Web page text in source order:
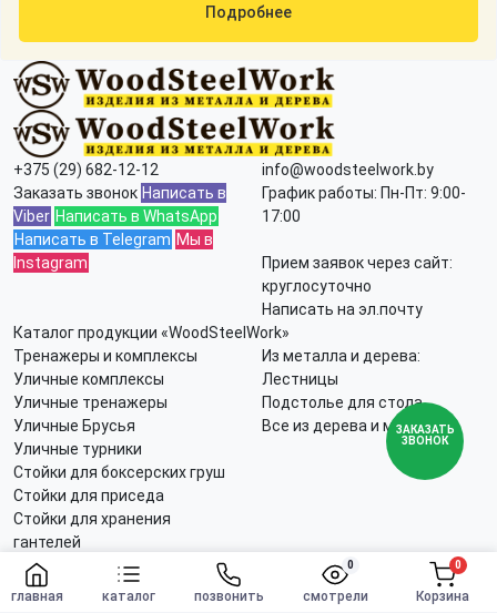
главная каталог смотрели
0
позвонить Корзина
0
Заказать
Подробнее
+375 (29) 682-12-12
Заказать звонок Написать в
Viber Написать в WhatsApp
Написать в Telegram Мы в
Instagram
info@woodsteelwork.by
График работы: Пн-Пт: 9:00-
17:00
Прием заявок через сайт:
круглосуточно
Написать на эл.почту
Каталог продукции «WoodSteelWork»
Тренажеры и комплексы
Уличные комплексы
Уличные тренажеры
Уличные Брусья
Уличные турники
Стойки для боксерских груш
Стойки для приседа
Стойки для хранения
гантелей
Все тренажеры
Из металла и дерева:
Лестницы
Подстолье для стола
Все из дерева и металла
Для дома и сада:
Мебель в стиле Лофт:
ЗАКАЗАТЬ
ЗВОНОК